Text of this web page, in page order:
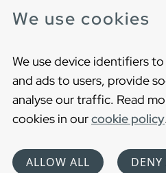
We use cookies
We use device identifiers
and ads to users, provide
analyse our traffic. Read
cookies in ourcookie policy.
ALLOW ALL DENY
Cookies